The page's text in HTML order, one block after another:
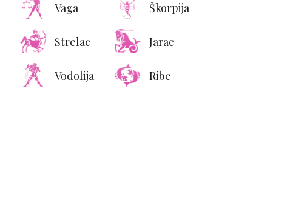
Vaga Škorpija
Strelac Jarac
Vodolija Ribe